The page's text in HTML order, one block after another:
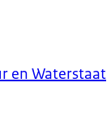
en Waterstaat